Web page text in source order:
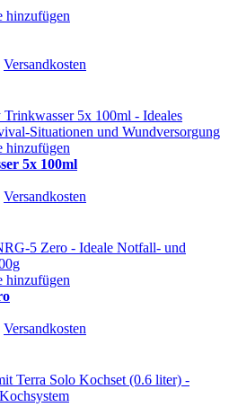
hinzufügen
Versandkosten
hinzufügen
5x 100ml
Versandkosten
hinzufügen
Versandkosten